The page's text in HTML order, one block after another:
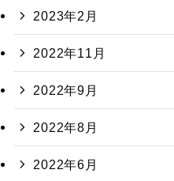
2023年2月
2022年11月
2022年9月
2022年8月
2022年6月